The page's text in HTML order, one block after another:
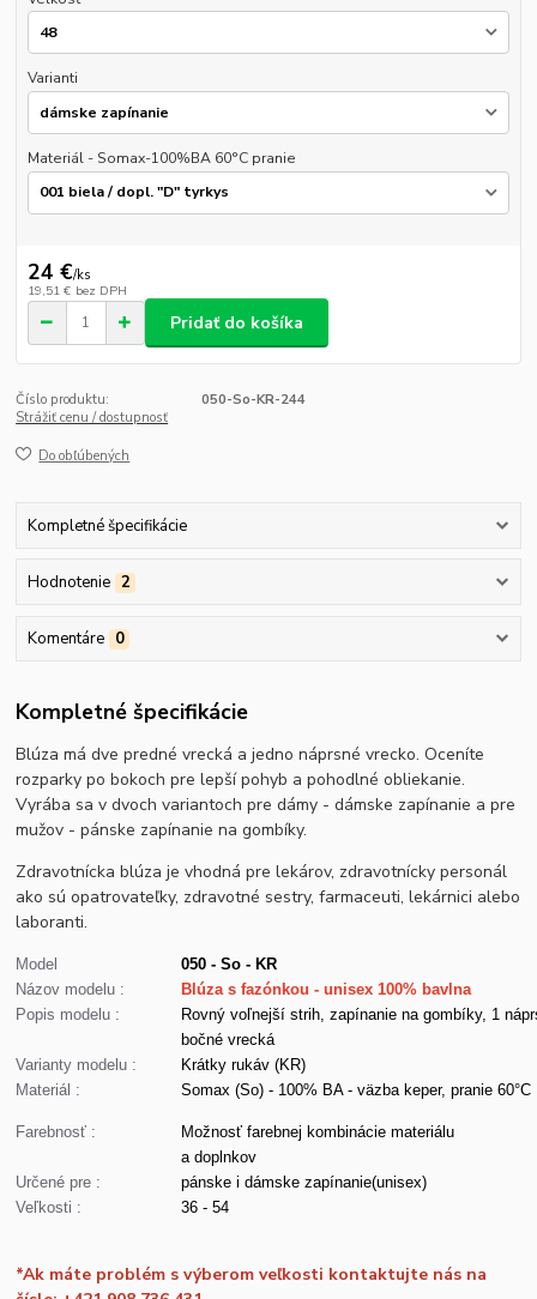
Varianti
Materiál - Somax-100%BA 60°C pranie
24 €/ks
19,51 € bez DPH
Pridať do košíka
Číslo produktu:
050-So-KR-244
Strážiť cenu / dostupnosť
Do obľúbených
Kompletné špecifikácie
Hodnotenie 2
Komentáre 0
Kompletné špecifikácie
Blúza má dve predné vrecká a jedno náprsné vrecko. Oceníte
rozparky po bokoch pre lepší pohyb a pohodlné obliekanie.
Vyrába sa v dvoch variantoch pre dámy - dámske zapínanie a pre
mužov - pánske zapínanie na gombíky.
Zdravotnícka blúza je vhodná pre lekárov, zdravotnícky personál
ako sú opatrovateľky, zdravotné sestry, farmaceuti, lekárnici alebo
laboranti.
Model
050 - So - KR
Názov modelu :
Blúza s fazónkou - unisex 100% bavlna
Popis modelu :
Rovný voľnejší strih, zapínanie na gombíky, 1
bočné vrecká
Varianty modelu :
Krátky rukáv (KR)
Materiál :
Somax (So) - 100% BA - väzba keper, pranie 60°C
Farebnosť :
Možnosť farebnej kombinácie materiálu
a doplnkov
Určené pre :
pánske i dámske zapínanie(unisex)
Veľkosti :
36 - 54
*Ak máte problém s výberom veľkosti kontaktujte nás na